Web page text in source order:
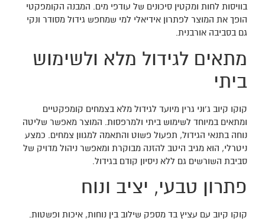
בוויסות לחות ומקטין סיכונים של עודפי מים. המבנה הקומפקטי
הופך את המוצר לפתרון אידיאלי למי שמחפש גידול מסודר ונקי
גם בסביבה אורבנית.
מתאים לגידול מלא ולשימוש
ביתי
קוקו קיוב ג’וני גרין מיועד לגידול מלא בצמחים קומפקטיים
ומתאים במיוחד לשימוש ביתי ולמרפסות. המוצר מאפשר שליטה
נוחה בתנאי הגידול, תפעול פשוט והתאמה למגוון צמחים. כמצע
ניטרלי, הוא מגיב היטב להזנה מבוקרת ומאפשר ניהול מדויק של
סביבת השורשים גם ללא ניסיון קודם בגידול.
פתרון טבעי, יציב ונוח
קוקו קיוב עם עציץ בד מספק שילוב בין נוחות, איכות ופשטות.